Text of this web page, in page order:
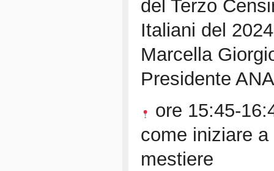
del Terzo
Italiani del 2024
Marcella
Presidente
ore 15:45-
come iniziare
mestiere